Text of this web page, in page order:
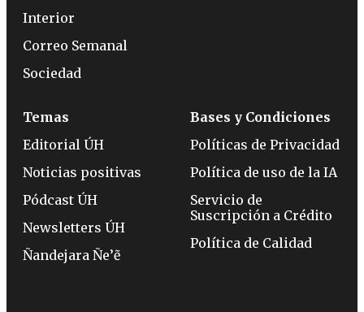
Interior
Correo Semanal
Sociedad
Temas
Editorial ÚH
Noticias positivas
Pódcast ÚH
Newsletters ÚH
Ñandejara Ñe’ẽ
Bases y Condiciones
Políticas de Privacidad
Política de uso de la IA
Servicio de
Suscripción a Crédito
Política de Calidad